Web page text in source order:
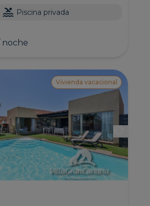
Piscina privada
noche
Vivienda vacacional